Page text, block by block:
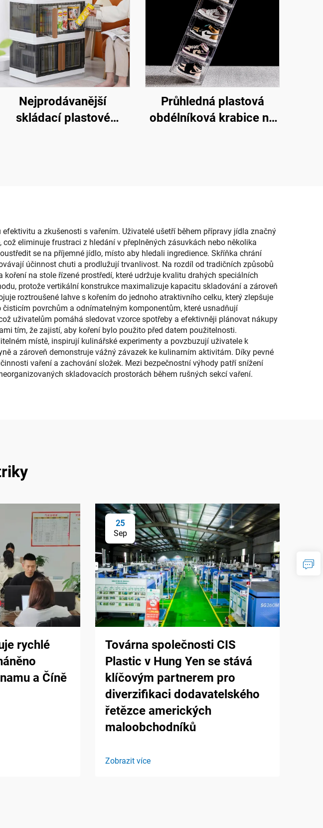
Nejprodávanější
skládací plastové
Průhledná plastová
obdélníková krabice na
a zkušenosti s vařením. Uživatelé ušetří během přípravy jídla značný
eliminuje frustraci z hledání v přeplněných zásuvkách nebo několika
se na příjemné jídlo, místo aby hledali ingredience. Skříňka chrání
účinnost chuti a prodlužují trvanlivost. Na rozdíl od tradičních způsobů
na stole řízené prostředí, které udržuje kvalitu drahých speciálních
protože vertikální konstrukce maximalizuje kapacitu skladování a zároveň
roztroušené lahve s kořením do jednoho atraktivního celku, který zlepšuje
povrchům a odnímatelným komponentům, které usnadňují
uživatelům pomáhá sledovat vzorce spotřeby a efektivněji plánovat nákupy
tím, že zajistí, aby koření bylo použito před datem použitelnosti.
místě, inspirují kulinářské experimenty a povzbuzují uživatele k
a zároveň demonstruje vážný závazek ke kulinarním aktivitám. Díky pevné
vaření a zachování složek. Mezi bezpečnostní výhody patří snížení
skladovacích prostorách během rušných sekcí vaření.
rychlé
a Číně
25
Sep
Továrna společnosti CIS
Plastic v Hung Yen se stává
klíčovým partnerem pro
diverzifikaci dodavatelského
řetězce amerických
maloobchodníků
Zobrazit více